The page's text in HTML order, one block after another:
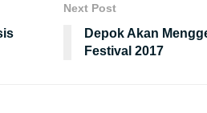
Next Post
Depok Akan
Festival 2017